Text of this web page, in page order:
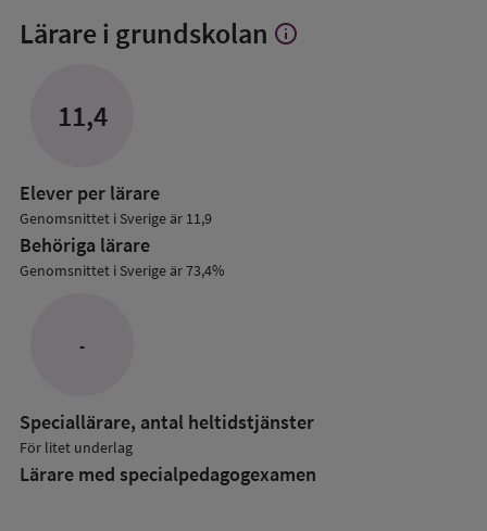
Lärare i grundskolan Visa
info
11,4
Elever per lärare
Genomsnittet i Sverige är 11,9
Behöriga lärare
Genomsnittet i Sverige är 73,4%
-
Speciallärare, antal heltidstjänster
För litet underlag
Lärare med specialpedagog­examen